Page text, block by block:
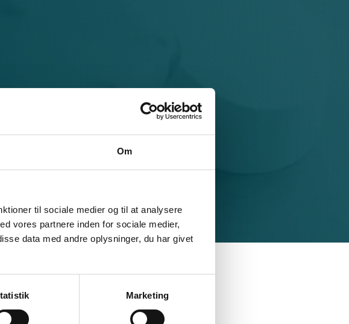
Om
til sociale medier og til at analysere
vores partnere inden for sociale medier,
data med andre oplysninger, du har givet
Marketing